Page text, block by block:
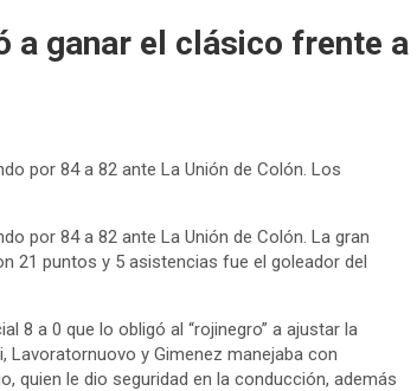
a ganar el clásico frente a
por 84 a 82 ante La Unión de Colón. Los
por 84 a 82 ante La Unión de Colón. La gran
21 puntos y 5 asistencias fue el goleador del
8 a 0 que lo obligó al “rojinegro” a ajustar la
Lavoratornuovo y Gimenez manejaba con
quien le dio seguridad en la conducción, además